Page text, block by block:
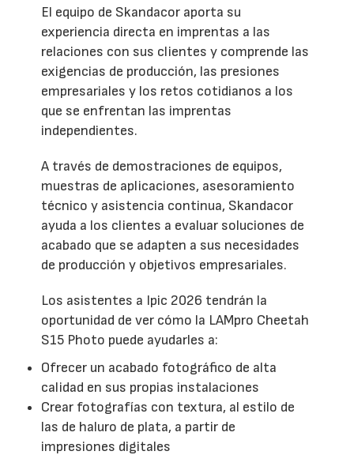
El equipo de Skandacor aporta su
experiencia directa en imprentas a las
relaciones con sus clientes y comprende las
exigencias de producción, las presiones
empresariales y los retos cotidianos a los
que se enfrentan las imprentas
independientes.
A través de demostraciones de equipos,
muestras de aplicaciones, asesoramiento
técnico y asistencia continua, Skandacor
ayuda a los clientes a evaluar soluciones de
acabado que se adapten a sus necesidades
de producción y objetivos empresariales.
Los asistentes a Ipic 2026 tendrán la
oportunidad de ver cómo la LAMpro Cheetah
S15 Photo puede ayudarles a:
Ofrecer un acabado fotográfico de alta
calidad en sus propias instalaciones
Crear fotografías con textura, al estilo de
las de haluro de plata, a partir de
impresiones digitales